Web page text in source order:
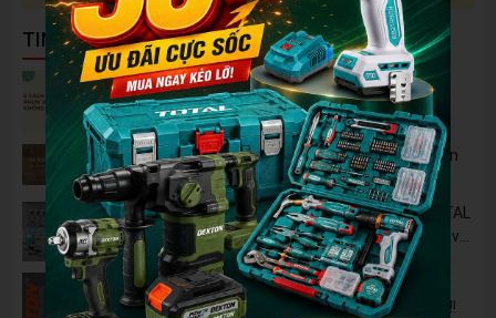
TIN NỔI BẬT
5 Cách Tận Dụng Máy Phun Xịt Áp Lực Cao
Không Chỉ Để Rửa Xe
Tủ Dụng Cụ CSPS: Giải Pháp Sắp Xếp Chuyên
Nghiệp Cho Mọi Xưởng Cơ Khí
🔋 Đột Phá Công Nghệ: Pin Lithium 42V TOTAL
B42M – Giải Pháp Thay Thế Máy Dùng Điện và
Nhiên Liệu
Pin 2Ah Chân Phổ Thông Dekton M21-
B2065PLUS - GỌN NHẸ, TIỆN LỢI đã về hàng!!!